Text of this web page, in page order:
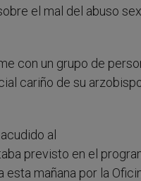
el mal del abuso
con un grupo de
cariño de su
al
previsto en el
mañana por la